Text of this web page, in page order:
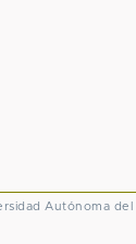
Autónoma